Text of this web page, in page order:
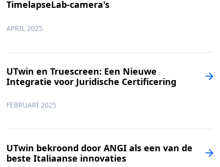
TimelapseLab-camera's
APRIL 2025
UTwin en Truescreen: Een Nieuwe
Integratie voor Juridische Certificering
FEBRUARI 2025
UTwin bekroond door ANGI als een van de
beste Italiaanse innovaties